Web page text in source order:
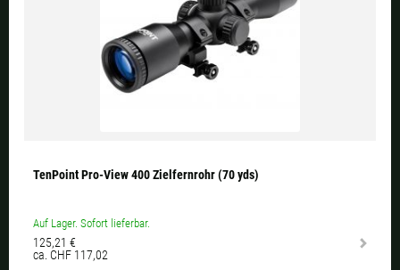
TenPoint Pro-View 400 Zielfernrohr (70 yds)
Auf Lager. Sofort lieferbar.
125,21 €
ca. CHF 117,02